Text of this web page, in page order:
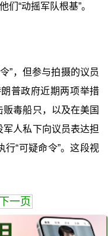
们“动摇军队根基”。
”，但参与拍摄的议员
普政府近期两项举措
毒船只，以及在美国
人私下向议员表达担
“可疑命令”。这段视
下一页